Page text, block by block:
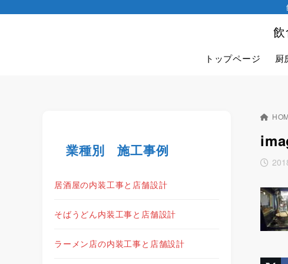
トップページ 厨
業種別 施工事例
居酒屋の内装工事と店舗設計
そばうどん内装工事と店舗設計
ラーメン店の内装工事と店舗設計